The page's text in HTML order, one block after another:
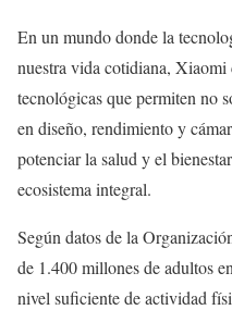
En un mundo donde la
nuestra vida cotidiana,
tecnológicas que permiten no
en diseño, rendimiento y
potenciar la salud y el
ecosistema integral.
Según datos de la
de 1.400 millones de adultos
nivel suficiente de actividad